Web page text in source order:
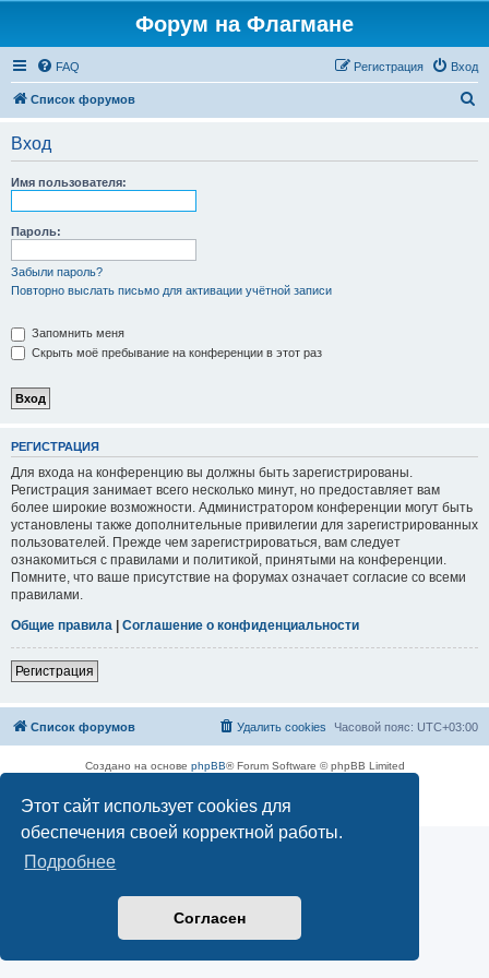
Этот сайт использует cookies для
обеспечения своей корректной работы.
Подробнее
Согласен
Форум на Флагмане
FAQ Вход
Регистрация
Список форумов
Вход
Имя пользователя:
Пароль:
Забыли пароль?
Повторно выслать письмо для активации учётной записи
Запомнить меня
Скрыть моё пребывание на конференции в этот раз
РЕГИСТРАЦИЯ
Для входа на конференцию вы должны быть зарегистрированы.
Регистрация занимает всего несколько минут, но предоставляет вам
более широкие возможности. Администратором конференции могут быть
установлены также дополнительные привилегии для зарегистрированных
пользователей. Прежде чем зарегистрироваться, вам следует
ознакомиться с правилами и политикой, принятыми на конференции.
Помните, что ваше присутствие на форумах означает согласие со всеми
правилами.
Общие правила | Соглашение о конфиденциальности
Регистрация
Список форумов Часовой пояс: UTC+03:00
Удалить cookies
Создано на основе phpBB® Forum Software © phpBB Limited
Конфиденциальность|Правила